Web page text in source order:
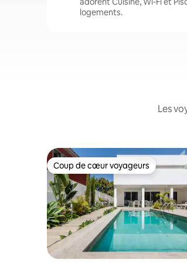
logements.
Les
Coup de cœur voyageurs
Coup de cœur voyageurs